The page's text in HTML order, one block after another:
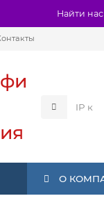
Найти
О